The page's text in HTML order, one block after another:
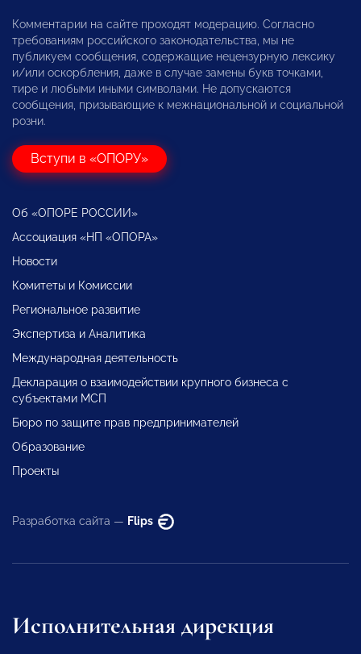
Комментарии на сайте проходят модерацию. Согласно
требованиям российского законодательства, мы не
публикуем сообщения, содержащие нецензурную лексику
и/или оскорбления, даже в случае замены букв точками,
тире и любыми иными символами. Не допускаются
сообщения, призывающие к межнациональной и социальной
розни.
Вступи в «ОПОРУ»
Об «ОПОРЕ РОССИИ»
Ассоциация «НП «ОПОРА»
Новости
Комитеты и Комиссии
Региональное развитие
Экспертиза и Аналитика
Международная деятельность
Декларация о взаимодействии крупного бизнеса с
субъектами МСП
Бюро по защите прав предпринимателей
Образование
Проекты
Разработка сайта — Flips
Исполнительная дирекция